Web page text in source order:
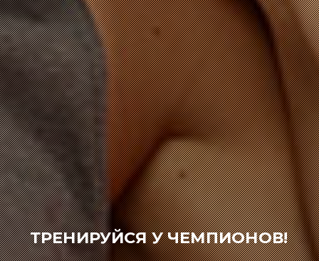
ТРЕНИРУЙСЯ У ЧЕМПИОНОВ!